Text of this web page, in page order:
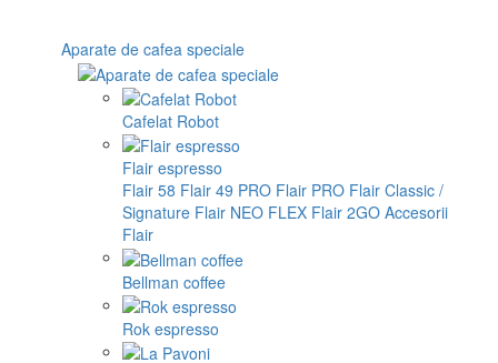
Aparate de cafea speciale
Cafelat Robot
Flair espresso
Flair 58 Flair 49 PRO Flair PRO Flair Classic /
Signature Flair NEO FLEX Flair 2GO Accesorii
Flair
Bellman coffee
Rok espresso